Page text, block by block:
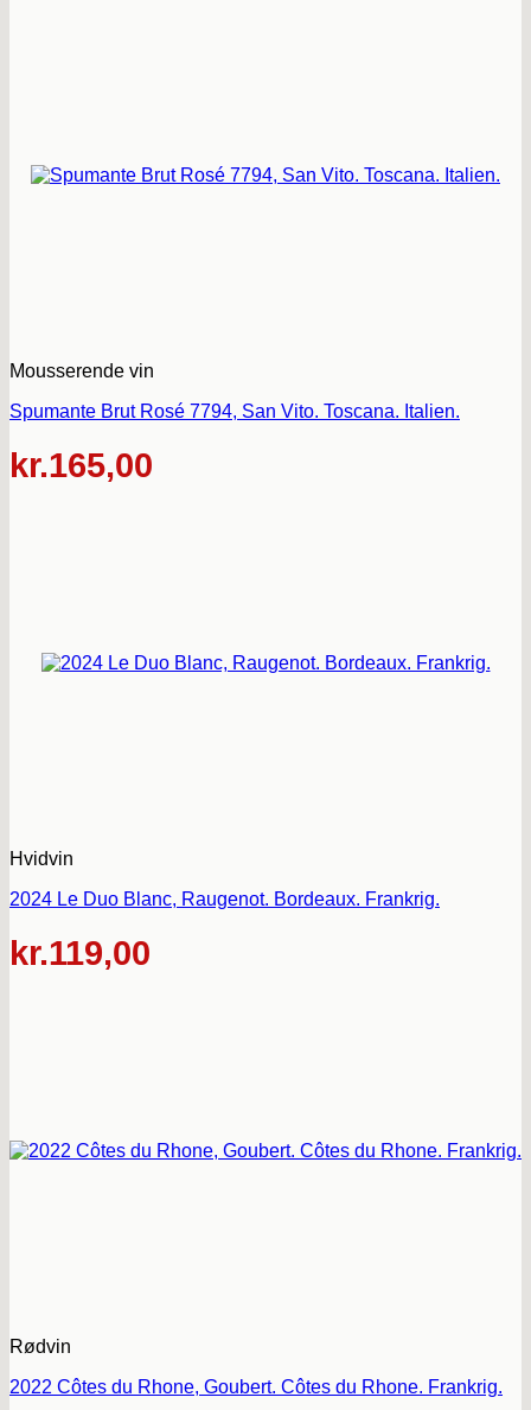
Mousserende vin
Spumante Brut Rosé 7794, San Vito. Toscana. Italien.
kr.165,00
Hvidvin
2024 Le Duo Blanc, Raugenot. Bordeaux. Frankrig.
kr.119,00
Rødvin
2022 Côtes du Rhone, Goubert. Côtes du Rhone. Frankrig.